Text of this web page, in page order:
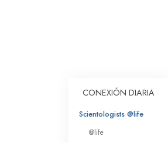
CONEXIÓN DIARIA
Scientologists @life
@life